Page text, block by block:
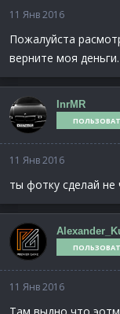
11 Янв 2016
Пожалуйста
верните моя деньги.
InrMR
11 Янв 2016
ты фотку сделай не
11 Янв 2016